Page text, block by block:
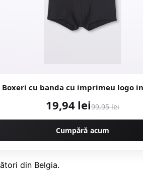
Boxeri cu banda cu imprimeu logo
19,94 lei99,95 lei
Cumpără acum
din Belgia.